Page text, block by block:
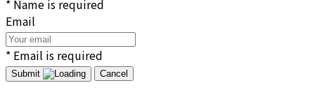
* Name is required
Email
* Email is required
Submit Cancel